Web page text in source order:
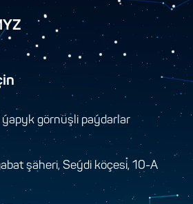
ýapyk görnüşli paýdarlar
şäheri, Seýdi köçesi, 10-A